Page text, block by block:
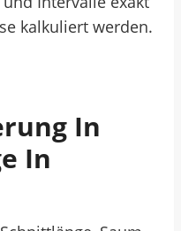
kalkuliert werden.
In
In